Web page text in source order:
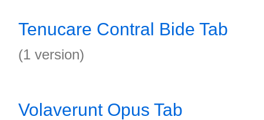
Tenucare Contral Bide Tab
(1 version)
Volaverunt Opus Tab